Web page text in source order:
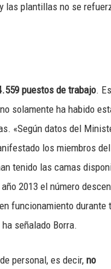
las plantillas no se
puestos de trabajo.
solamente ha habido
«Según datos del
los miembros del
tenido las camas
2013 el número
funcionamiento durante
señalado Borra.
personal, es decir, no